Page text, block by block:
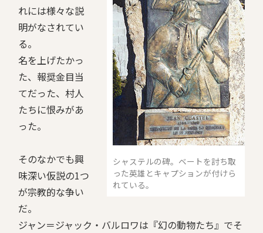
シャステルの碑。ベートを討ち取
った英雄とキャプションが付けら
れている。
れには様々な説
明がなされてい
る。
名を上げたかっ
た、報奨金目当
てだった、村人
たちに恨みがあ
った。
そのなかでも興
味深い仮説の1つ
が宗教的な争い
だ。
ジャン＝ジャック・バルロワは『幻の動物たち』でそ